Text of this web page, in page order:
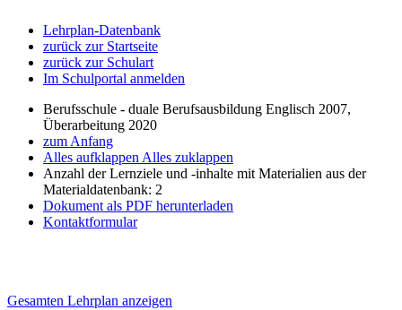
Lehrplan-Datenbank
zurück zur Startseite
zurück zur Schulart
Im Schulportal anmelden
Berufsschule - duale Berufsausbildung Englisch 2007,
Überarbeitung 2020
zum Anfang
Alles aufklappen Alles zuklappen
Anzahl der Lernziele und -inhalte mit Materialien aus der
Materialdatenbank: 2
Dokument als PDF herunterladen
Kontaktformular
Gesamten Lehrplan anzeigen